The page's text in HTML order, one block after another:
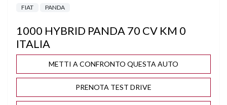
LANE ASSIST
PACK CITY
PARKTRONIC
FIAT PANDA
1000 HYBRID PANDA 70 CV KM 0
ITALIA
METTI A CONFRONTO QUESTA AUTO
PRENOTA TEST DRIVE